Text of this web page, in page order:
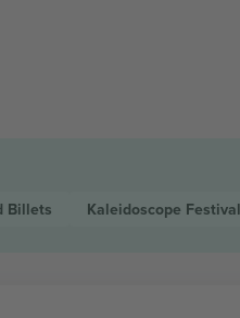
Billets Kaleidoscope Festival